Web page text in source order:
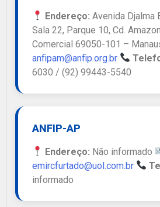
Endereço: Avenida Djalma
Sala 22, Parque 10, Cd.
Comercial 69050-101 –
anfipam@anfip.org.br
6030 / (92) 99443-5540
ANFIP-AP
Endereço: Não informado
emircfurtado@uol.com.br
informado